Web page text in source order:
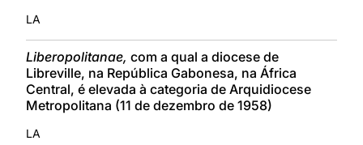
LA
Liberopolitanae, com a qual a diocese de
Libreville, na República Gabonesa, na África
Central, é elevada à categoria de Arquidiocese
Metropolitana (11 de dezembro de 1958)
LA